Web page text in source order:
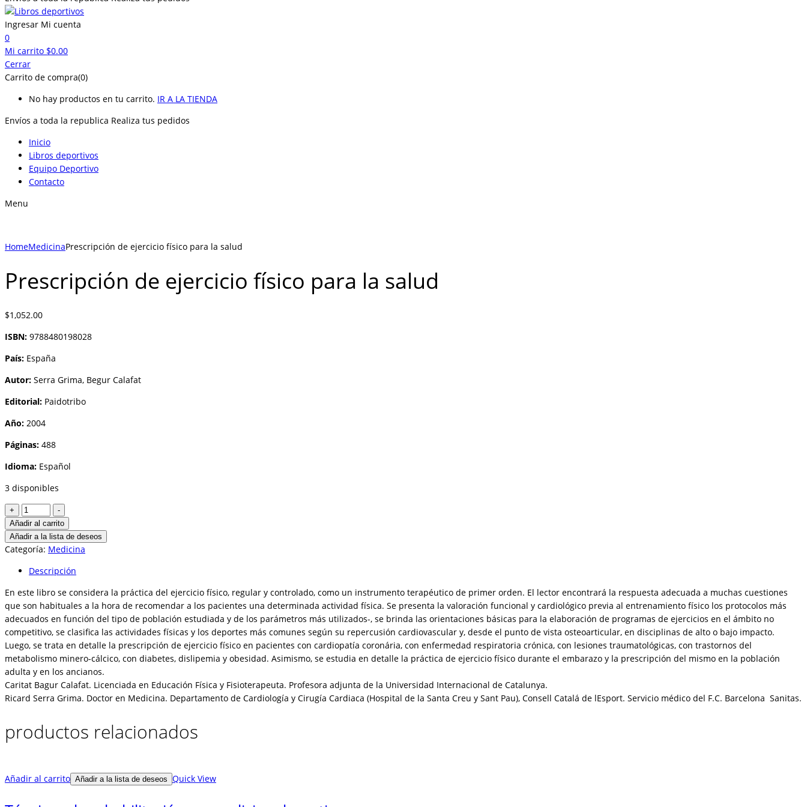
Ingresar Mi cuenta
0
Mi carrito $0.00
Cerrar
Carrito de compra(0)
No hay productos en tu carrito. IR A LA TIENDA
Envíos a toda la republica Realiza tus pedidos
Inicio
Libros deportivos
Equipo Deportivo
Contacto
Menu
HomeMedicinaPrescripción de ejercicio físico para la salud
Prescripción de ejercicio físico para la salud
$1,052.00
ISBN: 9788480198028
País: España
Autor: Serra Grima, Begur Calafat
Editorial: Paidotribo
Año: 2004
Páginas: 488
Idioma: Español
3 disponibles
+
Prescripción
de
ejercicio
físico
la
salud
cantidad
-
Añadir al carrito
Añadir a la lista de deseos
Categoría: Medicina
Descripción
En este libro se considera la práctica del ejercicio físico, regular y controlado, como un instrumento terapéutico de primer orden. El lector encontrará la respuesta adecuada a muchas cuestiones
que son habituales a la hora de recomendar a los pacientes una determinada actividad física. Se presenta la valoración funcional y cardiológico previa al entrenamiento físico los protocolos más
adecuados en función del tipo de población estudiada y de los parámetros más utilizados-, se brinda las orientaciones básicas para la elaboración de programas de ejercicios en el ámbito no
competitivo, se clasifica las actividades físicas y los deportes más comunes según su repercusión cardiovascular y, desde el punto de vista osteoarticular, en disciplinas de alto o bajo impacto.
Luego, se trata en detalle la prescripción de ejercicio físico en pacientes con cardiopatía coronária, con enfermedad respiratoria crónica, con lesiones traumatológicas, con trastornos del
metabolismo minero-cálcico, con diabetes, dislipemia y obesidad. Asimismo, se estudia en detalle la práctica de ejercicio físico durante el embarazo y la prescripción del mismo en la población
adulta y en los ancianos.
Caritat Bagur Calafat. Licenciada en Educación Física y Fisioterapeuta. Profesora adjunta de la Universidad Internacional de Catalunya.
Ricard Serra Grima. Doctor en Medicina. Departamento de Cardiología y Cirugía Cardiaca (Hospital de la Santa Creu y Sant Pau), Consell Catalá de lEsport. Servicio médico del F.C. Barcelona  Sanitas.
productos relacionados
Añadir al carrito Añadir a la lista de deseos Quick View